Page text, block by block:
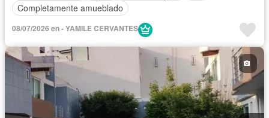
Completamente amueblado
08/07/2026 en - YAMILE CERVANTES